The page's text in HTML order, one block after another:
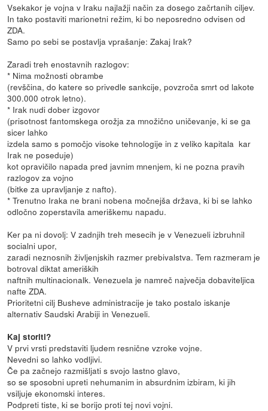
Vsekakor je vojna v Iraku najlažji način za dosego začrtanih ciljev.
In tako postaviti marionetni režim, ki bo neposredno odvisen od
ZDA.
Samo po sebi se postavlja vprašanje: Zakaj Irak?
Zaradi treh enostavnih razlogov:
* Nima možnosti obrambe
(revščina, do katere so privedle sankcije, povzroča smrt od lakote
300.000 otrok letno).
* Irak nudi dober izgovor
(prisotnost fantomskega orožja za množično uničevanje, ki se ga
sicer lahko
izdela samo s pomočjo visoke tehnologije in z veliko kapitala  kar
Irak ne poseduje)
kot opravičilo napada pred javnim mnenjem, ki ne pozna pravih
razlogov za vojno
(bitke za upravljanje z nafto).
* Trenutno Iraka ne brani nobena močnejša država, ki bi se lahko
odločno zoperstavila ameriškemu napadu.
Ker pa ni dovolj: V zadnjih treh mesecih je v Venezueli izbruhnil
socialni upor,
zaradi neznosnih življenjskih razmer prebivalstva. Tem razmeram je
botroval diktat ameriških
naftnih multinacionalk. Venezuela je namreč največja dobaviteljica
nafte ZDA.
Prioritetni cilj Busheve administracije je tako postalo iskanje
alternativ Saudski Arabiji in Venezueli.
Kaj storiti?
V prvi vrsti predstaviti ljudem resnične vzroke vojne.
Nevedni so lahko vodljivi.
Če pa začnejo razmišljati s svojo lastno glavo,
so se sposobni upreti nehumanim in absurdnim izbiram, ki jih
vsiljuje ekonomski interes.
Podpreti tiste, ki se borijo proti tej novi vojni.